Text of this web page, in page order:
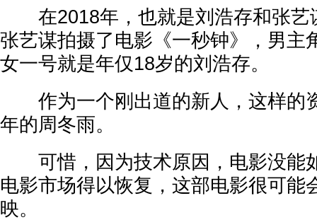
在2018年，也就是刘浩存和张艺
张艺谋拍摄了电影《一秒钟》，男主
女一号就是年仅18岁的刘浩存。
作为一个刚出道的新人，这样的
年的周冬雨。
可惜，因为技术原因，电影没能
电影市场得以恢复，这部电影很可能
映。